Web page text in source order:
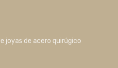
joyas de acero quirúgico